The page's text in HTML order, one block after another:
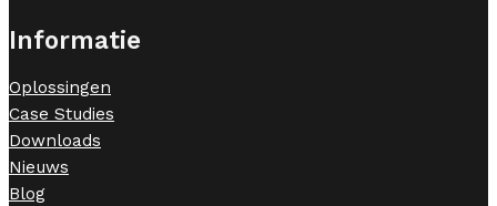
Informatie
Oplossingen
Case Studies
Downloads
Nieuws
Blog